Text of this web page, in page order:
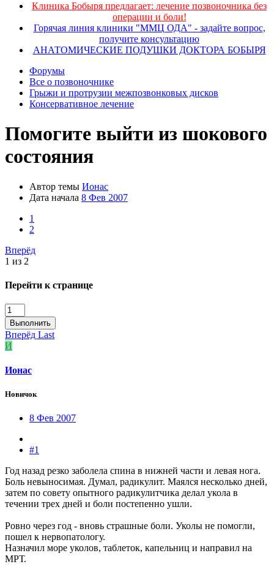
Клиника Бобыря предлагает: лечение позвоночника без
операции и боли!
Горячая линия клиники "ММЦ ОДА" - задайте вопрос,
получите консультацию
АНАТОМИЧЕСКИЕ ПОДУШКИ ДОКТОРА БОБЫРЯ
Форумы
Все о позвоночнике
Грыжи и протрузии межпозвонковых дисков
Консервативное лечение
Помогите выйти из шокового
состояния
Автор темы Ионас
Дата начала 8 Фев 2007
1
2
Вперёд
1 из 2
Перейти к странице
Выполнить
Вперёд Last
И
Ионас
Новичок
8 Фев 2007
#1
Год назад резко заболела спина в нижней части и левая нога.
Боль невыносимая. Думал, радикулит. Маялся несколько дней,
затем по совету опытного радикулитчика делал укола в
течении трех дней и боли постепенно ушли.
Ровно через год - вновь страшные боли. Уколы не помогли,
пошел к нервопатологу.
Назначил море уколов, таблеток, капельниц и направил на
МРТ.